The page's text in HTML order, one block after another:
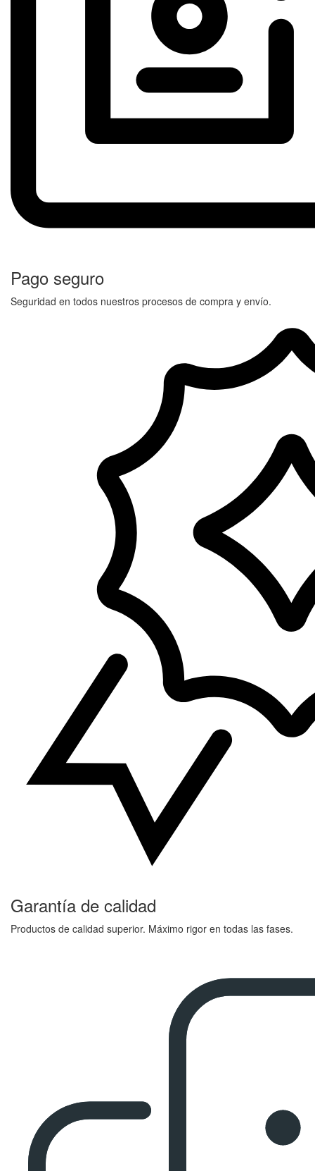
Pago seguro
Seguridad en todos nuestros procesos de compra y envío.
Garantía de calidad
Productos de calidad superior. Máximo rigor en todas las fases.